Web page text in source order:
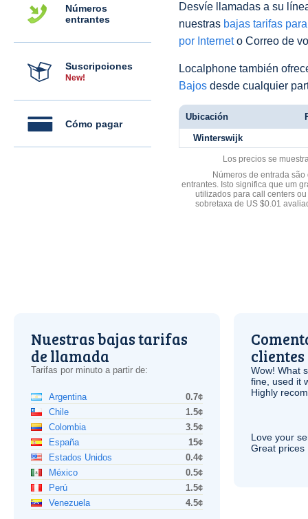
Números
entrantes
Suscripciones
New!
Cómo pagar
Desvíe llamadas a su
nuestras bajas tarifas
por Interneto Correo de
Localphone también
Bajos desde cualquier
Ubicación
Winterswijk
Los precios se
Números de entrada
entrantes. Isto significa que um
utilizados para call centers
sobretaxa de US $0.01
Nuestras bajas tarifas
de llamada
Tarifas por minuto a partir de:
Argentina
0.7¢
Chile
1.5¢
Colombia
3.5¢
España
15¢
Estados Unidos
0.4¢
México
0.5¢
Perú
1.5¢
Venezuela
4.5¢
clientes
Wow! What
fine, used it
Highly
Love your
Great prices